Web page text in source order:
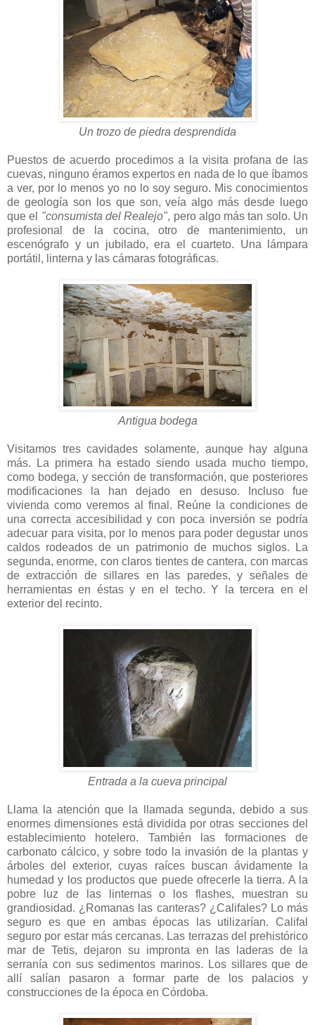
Un trozo de piedra desprendida
Puestos de acuerdo procedimos a la visita profana de las
cuevas, ninguno éramos expertos en nada de lo que íbamos
a ver, por lo menos yo no lo soy seguro. Mis conocimientos
de geología son los que son, veía algo más desde luego
que el "consumista del Realejo", pero algo más tan solo. Un
profesional de la cocina, otro de mantenimiento, un
escenógrafo y un jubilado, era el cuarteto. Una lámpara
portátil, linterna y las cámaras fotográficas.
Antigua bodega
Visitamos tres cavidades solamente, aunque hay alguna
más. La primera ha estado siendo usada mucho tiempo,
como bodega, y sección de transformación, que posteriores
modificaciones la han dejado en desuso. Incluso fue
vivienda como veremos al final. Reúne la condiciones de
una correcta accesibilidad y con poca inversión se podría
adecuar para visita, por lo menos para poder degustar unos
caldos rodeados de un patrimonio de muchos siglos. La
segunda, enorme, con claros tientes de cantera, con marcas
de extracción de sillares en las paredes, y señales de
herramientas en éstas y en el techo. Y la tercera en el
exterior del recinto.
Entrada a la cueva principal
Llama la atención que la llamada segunda, debido a sus
enormes dimensiones está dividida por otras secciones del
establecimiento hotelero. También las formaciones de
carbonato cálcico, y sobre todo la invasión de la plantas y
árboles del exterior, cuyas raíces buscan ávidamente la
humedad y los productos que puede ofrecerle la tierra. A la
pobre luz de las linternas o los flashes, muestran su
grandiosidad. ¿Romanas las canteras? ¿Califales? Lo más
seguro es que en ambas épocas las utilizarían. Califal
seguro por estar más cercanas. Las terrazas del prehistórico
mar de Tetis, dejaron su impronta en las laderas de la
serranía con sus sedimentos marinos. Los sillares que de
allí salían pasaron a formar parte de los palacios y
construcciones de la época en Córdoba.